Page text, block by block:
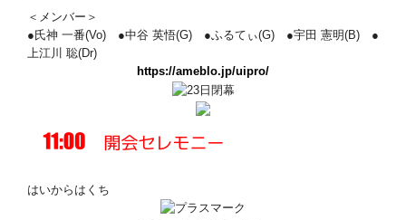
＜メンバー＞
●氏神 一番(Vo) ●中谷 英悟(G) ●ふるてぃ(G) ●宇田 憲明(B) ●
上江川 聡(Dr)
https://ameblo.jp/uipro/
はいからはくち